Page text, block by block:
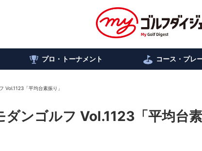
プロ・トーナメント コース・プレ
Vol.1123「平均台素振り」
ダンゴルフ Vol.1123「平均台素